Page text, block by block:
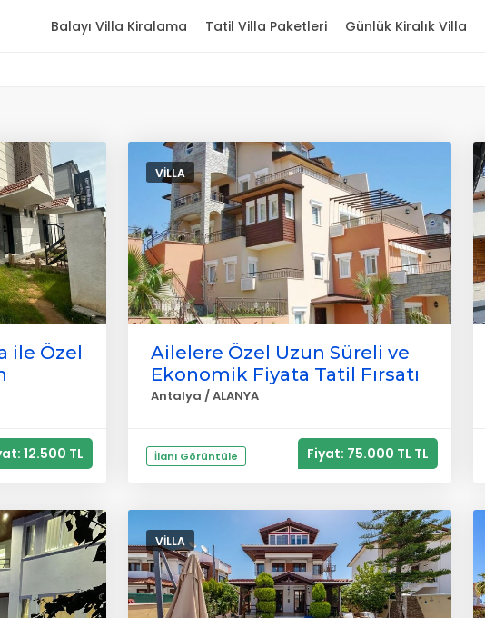
Balayı Villa Kiralama Tatil Villa Paketleri Günlük Kiralık Villa
ile Özel
12.500 TL
VILLA
Ailelere Özel Uzun Süreli ve
Ekonomik Fiyata Tatil Fırsatı
Antalya / ALANYA
İlanı Görüntüle Fiyat: 75.000 TL TL
VILLA